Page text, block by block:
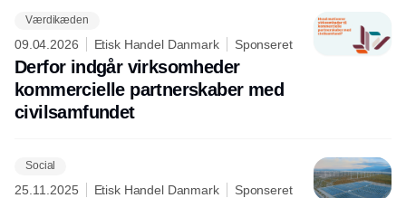
Værdikæden
09.04.2026 Etisk Handel Danmark Sponseret
Derfor indgår virksomheder
kommercielle partnerskaber med
civilsamfundet
Social
25.11.2025 Etisk Handel Danmark Sponseret